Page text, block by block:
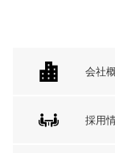
会社
採用